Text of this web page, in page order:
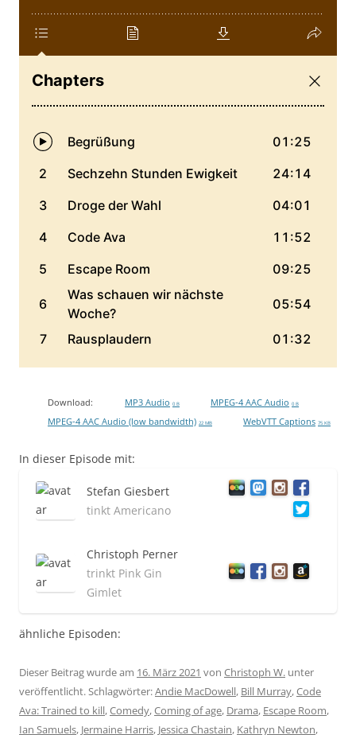
Download: MP3 Audio 0 B MPEG-4 AAC Audio 0 B
MPEG-4 AAC Audio (low bandwidth) 22 MB WebVTT Captions 75 KB
In dieser Episode mit:
Stefan Giesbert
tinkt Americano
Christoph Perner
trinkt Pink Gin
Gimlet
ähnliche Episoden:
Dieser Beitrag wurde am 16. März 2021 von Christoph W. unter
veröffentlicht. Schlagwörter:Andie MacDowell, Bill Murray,Code
Ava: Trained to kill,Comedy,Coming of age, Drama, Escape Room,
Ian Samuels, Jermaine Harris, Jessica Chastain, Kathryn Newton,